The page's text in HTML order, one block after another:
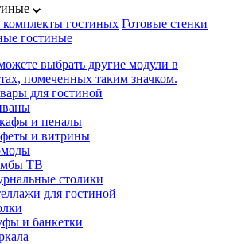
комплекты гостиных Готовые стенки
гостиные
выбрать другие модули в
помеченных таким значком.
для гостиной
и пеналы
и витрины
ТВ
столики
для гостиной
и банкетки